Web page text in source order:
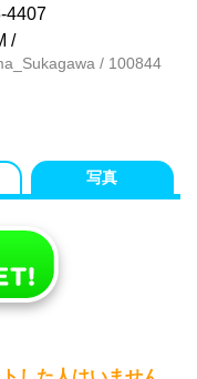
4407
/
/ 100844
写真